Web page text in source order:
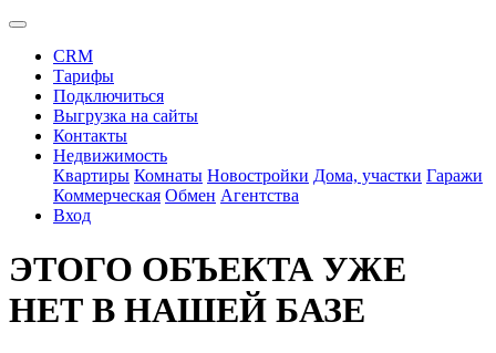
CRM
Тарифы
Подключиться
Выгрузка на сайты
Контакты
Недвижимость
Квартиры Комнаты Новостройки Дома, участки Гаражи
Коммерческая Обмен Агентства
Вход
ЭТОГО ОБЪЕКТА УЖЕ
НЕТ В НАШЕЙ БАЗЕ